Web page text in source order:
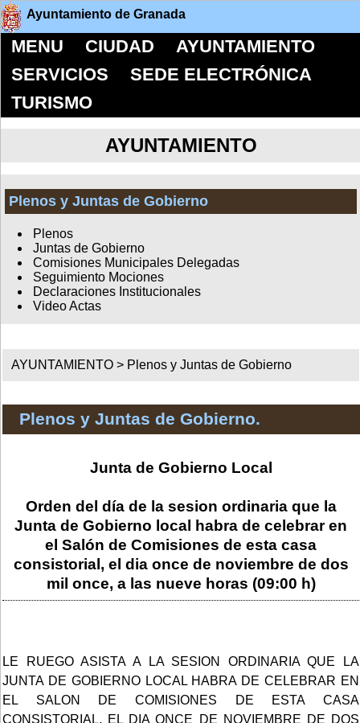
Ayuntamiento de Granada
MENU CIUDAD
AYUNTAMIENTO
SERVICIOS
SEDE ELECTRÓNICA
TURISMO
AYUNTAMIENTO
Plenos y Juntas de Gobierno
Plenos
Juntas de Gobierno
Comisiones Municipales Delegadas
Seguimiento Mociones
Declaraciones Institucionales
Video Actas
AYUNTAMIENTO > Plenos y Juntas de Gobierno
Plenos y Juntas de Gobierno.
Junta de Gobierno Local
Orden del día de la sesion ordinaria que la
Junta de Gobierno local habra de celebrar en
el Salón de Comisiones de esta casa
consistorial, el dia once de noviembre de dos
mil once, a las nueve horas (09:00 h)
LE RUEGO ASISTA A LA SESION ORDINARIA QUE LA
JUNTA DE GOBIERNO LOCAL HABRA DE CELEBRAR EN
EL SALON DE COMISIONES DE ESTA CASA
CONSISTORIAL, EL DIA ONCE DE NOVIEMBRE DE DOS